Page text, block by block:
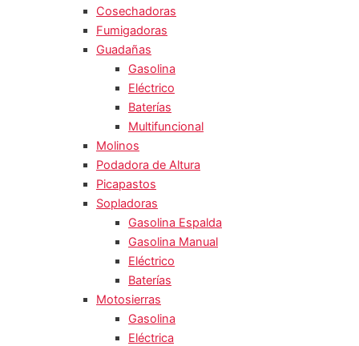
Cosechadoras
Fumigadoras
Guadañas
Gasolina
Eléctrico
Baterías
Multifuncional
Molinos
Podadora de Altura
Picapastos
Sopladoras
Gasolina Espalda
Gasolina Manual
Eléctrico
Baterías
Motosierras
Gasolina
Eléctrica